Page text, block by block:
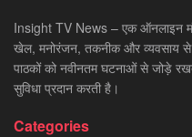
Insight TV News – एक ऑनलाइन
खेल, मनोरंजन, तकनीक और व्यवसाय से
पाठकों को नवीनतम घटनाओं से जोड़े
सुविधा प्रदान करती है।
Categories